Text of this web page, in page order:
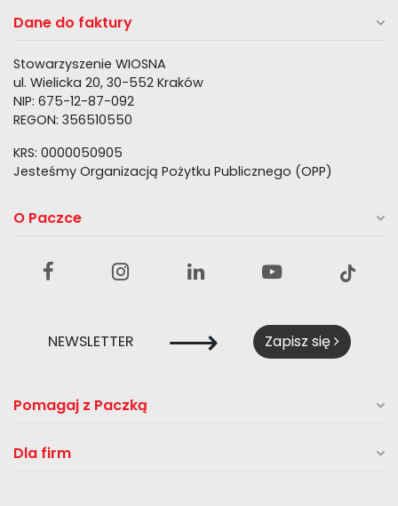
Dane do faktury
Stowarzyszenie WIOSNA
ul. Wielicka 20, 30-552 Kraków
NIP: 675-12-87-092
REGON: 356510550
KRS: 0000050905
Jesteśmy Organizacją Pożytku Publicznego (OPP)
O Paczce
NEWSLETTER ⟶ Zapisz się
Pomagaj z Paczką
Dla firm